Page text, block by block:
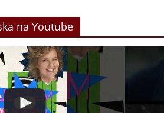
na Youtube